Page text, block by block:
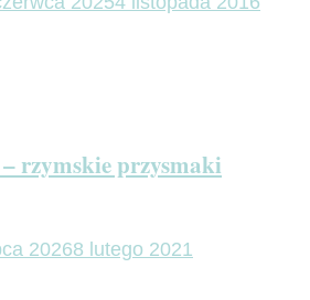
rzymskie przysmaki
20268 lutego 2021